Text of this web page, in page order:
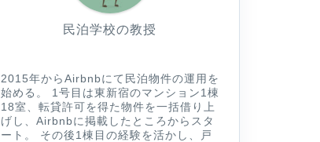
民泊学校の教授
2015年からAirbnbにて民泊物件の運用を
始める。 1号目は東新宿のマンション1棟
18室、転貸許可を得た物件を一括借り上
げし、Airbnbに掲載したところからスタ
ート。 その後1棟目の経験を活かし、戸